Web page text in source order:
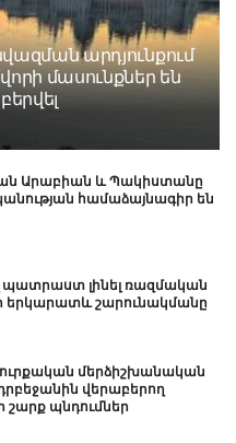
արդյունքում
մասունքներ են
Արաբիան և Պակիստանը
համաձայնագիր են
պատրաստ լինել ռազմական
երկարատև շարունակմանը
մերձիշխանական
վերաբերող
պնդումներ